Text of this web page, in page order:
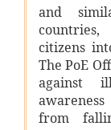
शिक्षा मंत्रालय
13वीं ब्रिक्स
के प्रति भारत
प्रतिबद्धता दोहराई
पर्यावरण, वन एवं